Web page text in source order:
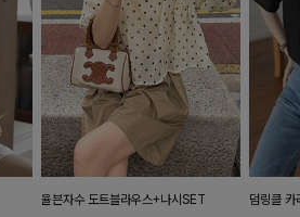
율븐자수 도트블라우스+나시SET 덤링클 카